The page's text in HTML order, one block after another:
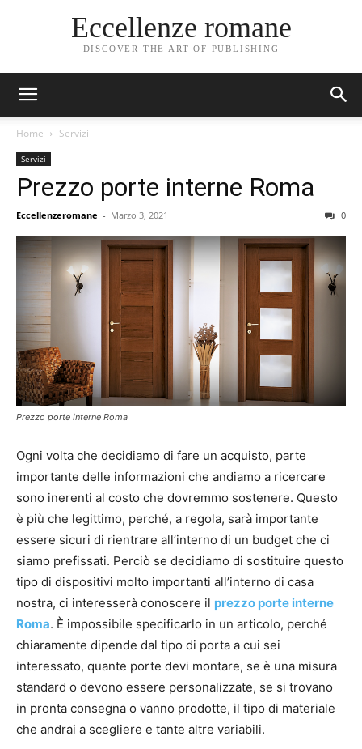
Eccellenze romane
DISCOVER THE ART OF PUBLISHING
Home Servizi
Servizi
Prezzo porte interne Roma
Eccellenzeromane - Marzo 3, 2021 0
Prezzo porte interne Roma
Ogni volta che decidiamo di fare un acquisto, parte
importante delle informazioni che andiamo a ricercare
sono inerenti al costo che dovremmo sostenere. Questo
è più che legittimo, perché, a regola, sarà importante
essere sicuri di rientrare all’interno di un budget che ci
siamo prefissati. Perciò se decidiamo di sostituire questo
tipo di dispositivi molto importanti all’interno di casa
nostra, ci interesserà conoscere il prezzo porte interne
Roma. È impossibile specificarlo in un articolo, perché
chiaramente dipende dal tipo di porta a cui sei
interessato, quante porte devi montare, se è una misura
standard o devono essere personalizzate, se si trovano
in pronta consegna o vanno prodotte, il tipo di materiale
che andrai a scegliere e tante altre variabili.